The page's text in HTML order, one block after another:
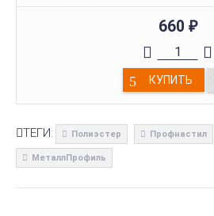
660 ₽
КУПИТЬ
ТЕГИ: Полиэстер Профнастил
МеталлПрофиль